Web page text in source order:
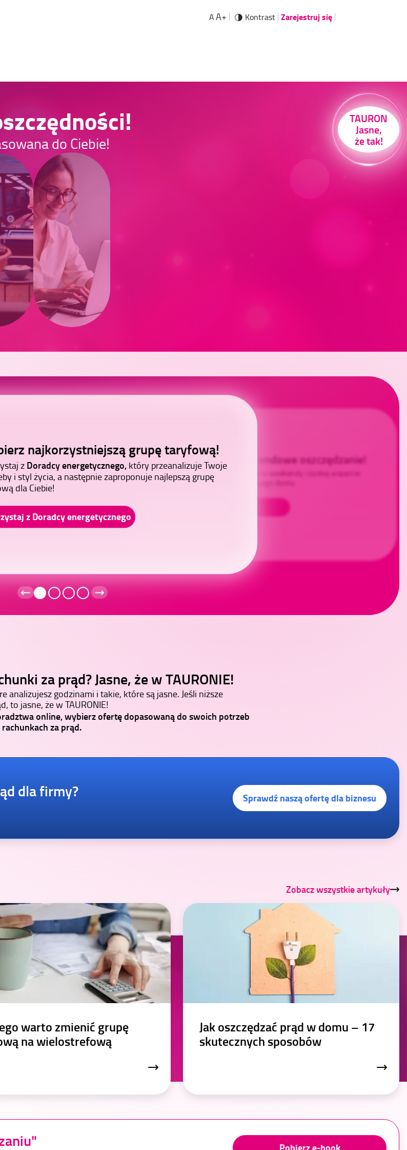
AA+ Kontrast Zarejestruj się
do Ciebie!
TAURON
Jasne,
że tak!
grupa
taryfowa
najkorzystniejszą grupę taryfową!
z Doradcy energetycznego, który przeanalizuje Twoje
i styl życia, a następnie zaproponuje najlepszą grupę
dla Ciebie!
z Doradcy energetycznego
Przełącz się na weekendowe oszczędzanie!
Korzystaj z niższych cen prądu w weekendy i zyskaj wsparcie
Serwisanta 24H PLUS dla swojego domu
i korzystaj
za prąd? Jasne, że w TAURONIE!
analizujesz godzinami i takie, które są jasne. Jeśli niższe
to jasne, że w TAURONIE!
online, wybierz ofertę dopasowaną do swoich potrzeb
rachunkach za prąd.
dla firmy? Sprawdź naszą ofertę dla biznesu
Zobacz wszystkie artykuły
warto zmienić grupę
na wielostrefową
Jak oszczędzać prąd w domu – 17
skutecznych sposobów